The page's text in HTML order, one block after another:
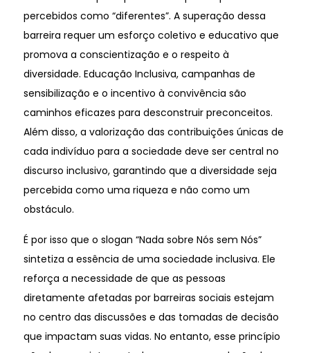
percebidos como “diferentes”. A superação dessa
barreira requer um esforço coletivo e educativo que
promova a conscientização e o respeito à
diversidade. Educação Inclusiva, campanhas de
sensibilização e o incentivo à convivência são
caminhos eficazes para desconstruir preconceitos.
Além disso, a valorização das contribuições únicas de
cada indivíduo para a sociedade deve ser central no
discurso inclusivo, garantindo que a diversidade seja
percebida como uma riqueza e não como um
obstáculo.
É por isso que o slogan “Nada sobre Nós sem Nós”
sintetiza a essência de uma sociedade inclusiva. Ele
reforça a necessidade de que as pessoas
diretamente afetadas por barreiras sociais estejam
no centro das discussões e das tomadas de decisão
que impactam suas vidas. No entanto, esse princípio